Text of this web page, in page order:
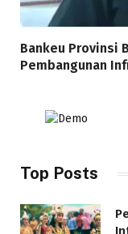
Bankeu Provinsi
Pembangunan
Top Posts